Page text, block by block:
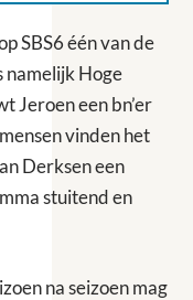
SBS6 één van de
namelijk Hoge
Jeroen een bn’er
vinden het
Derksen een
stuitend en
na seizoen mag